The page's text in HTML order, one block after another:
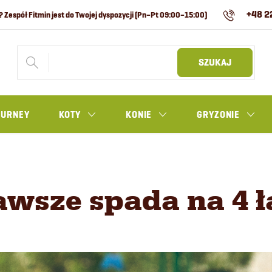
+48
SZUKAJ
KOTY KONIE GRYZONIE
spada na 4